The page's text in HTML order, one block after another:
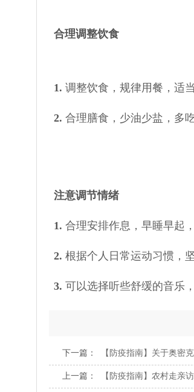
合理调整饮食
1. 调整饮食，规律用餐，适
2. 合理膳食，少油少盐，多
注意调节情绪
1. 合理安排作息，早睡早起
2. 根据个人日常运动习惯，
3. 可以选择听些舒缓的音乐
下一篇： 【防疫指南】关于奥密
上一篇： 【防疫指南】农村走亲